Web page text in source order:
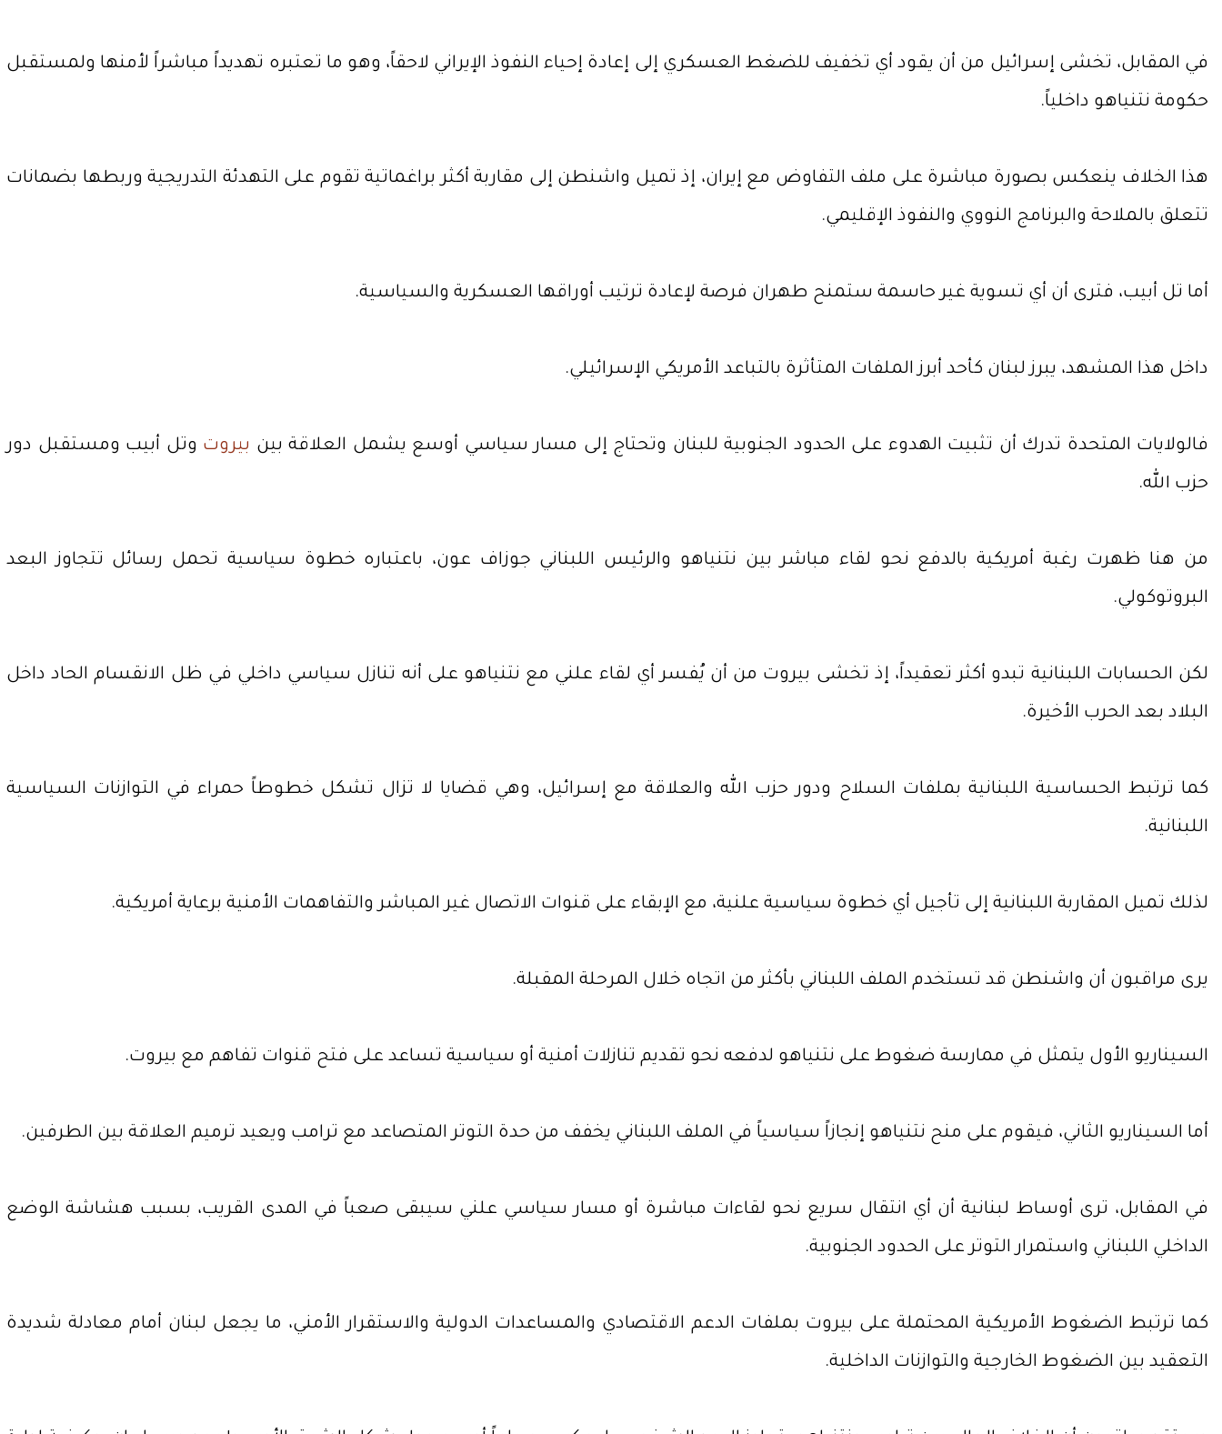
في المقابل، تخشى إسرائيل من أن يقود أي تخفيف للضغط العسكري إلى إعادة إحياء النفوذ الإيراني لاحقاً، وهو ما تعتبره تهديداً مباشراً لأمنها ولمستقبل
حكومة نتنياهو داخلياً.
هذا الخلاف ينعكس بصورة مباشرة على ملف التفاوض مع إيران، إذ تميل واشنطن إلى مقاربة أكثر براغماتية تقوم على التهدئة التدريجية وربطها بضمانات
تتعلق بالملاحة والبرنامج النووي والنفوذ الإقليمي.
أما تل أبيب، فترى أن أي تسوية غير حاسمة ستمنح طهران فرصة لإعادة ترتيب أوراقها العسكرية والسياسية.
داخل هذا المشهد، يبرز لبنان كأحد أبرز الملفات المتأثرة بالتباعد الأمريكي الإسرائيلي.
فالولايات المتحدة تدرك أن تثبيت الهدوء على الحدود الجنوبية للبنان وتحتاج إلى مسار سياسي أوسع يشمل العلاقة بين بيروت وتل أبيب ومستقبل دور
حزب الله.
من هنا ظهرت رغبة أمريكية بالدفع نحو لقاء مباشر بين نتنياهو والرئيس اللبناني جوزاف عون، باعتباره خطوة سياسية تحمل رسائل تتجاوز البعد
البروتوكولي.
لكن الحسابات اللبنانية تبدو أكثر تعقيداً، إذ تخشى بيروت من أن يُفسر أي لقاء علني مع نتنياهو على أنه تنازل سياسي داخلي في ظل الانقسام الحاد داخل
البلاد بعد الحرب الأخيرة.
كما ترتبط الحساسية اللبنانية بملفات السلاح ودور حزب الله والعلاقة مع إسرائيل، وهي قضايا لا تزال تشكل خطوطاً حمراء في التوازنات السياسية
اللبنانية.
لذلك تميل المقاربة اللبنانية إلى تأجيل أي خطوة سياسية علنية، مع الإبقاء على قنوات الاتصال غير المباشر والتفاهمات الأمنية برعاية أمريكية.
يرى مراقبون أن واشنطن قد تستخدم الملف اللبناني بأكثر من اتجاه خلال المرحلة المقبلة.
السيناريو الأول يتمثل في ممارسة ضغوط على نتنياهو لدفعه نحو تقديم تنازلات أمنية أو سياسية تساعد على فتح قنوات تفاهم مع بيروت.
أما السيناريو الثاني، فيقوم على منح نتنياهو إنجازاً سياسياً في الملف اللبناني يخفف من حدة التوتر المتصاعد مع ترامب ويعيد ترميم العلاقة بين الطرفين.
في المقابل، ترى أوساط لبنانية أن أي انتقال سريع نحو لقاءات مباشرة أو مسار سياسي علني سيبقى صعباً في المدى القريب، بسبب هشاشة الوضع
الداخلي اللبناني واستمرار التوتر على الحدود الجنوبية.
كما ترتبط الضغوط الأمريكية المحتملة على بيروت بملفات الدعم الاقتصادي والمساعدات الدولية والاستقرار الأمني، ما يجعل لبنان أمام معادلة شديدة
التعقيد بين الضغوط الخارجية والتوازنات الداخلية.